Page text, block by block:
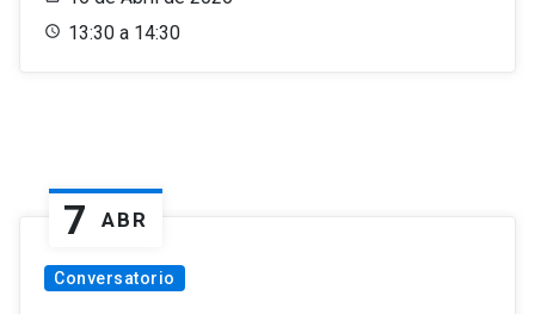
13:30 a 14:30
7 ABR
Conversatorio